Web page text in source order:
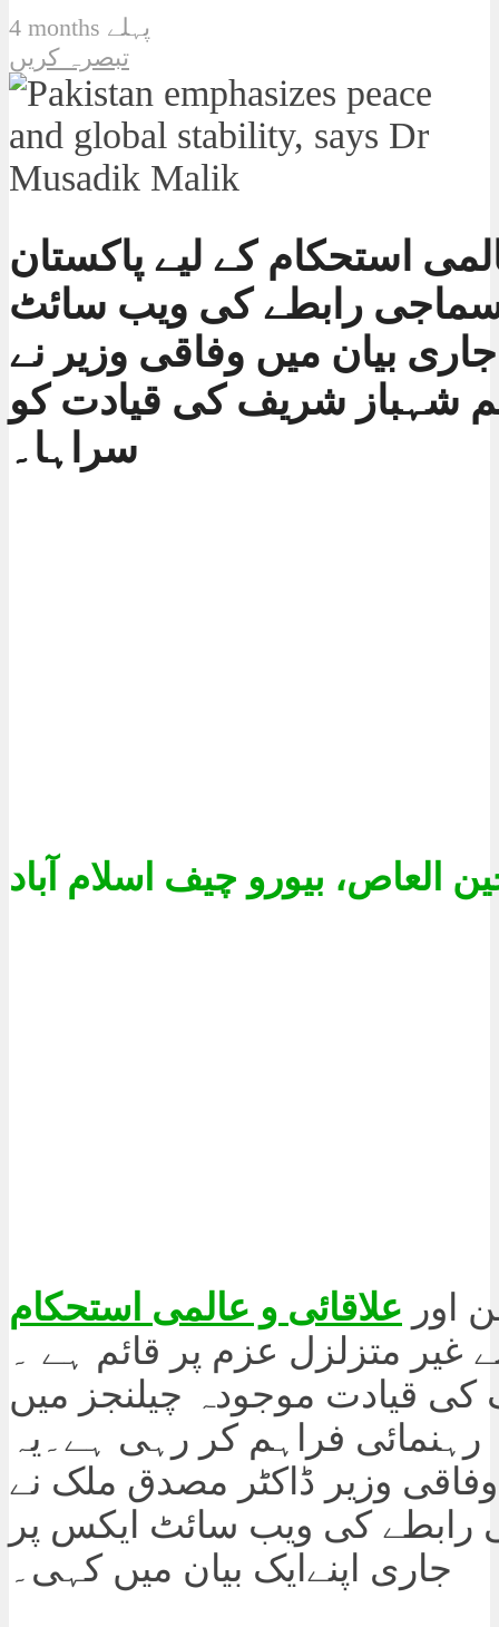
4 months پہلے
تبصرہ کریں
استحکام کے لیے پاکستان
رابطے کی ویب سائٹ
بیان میں وفاقی وزیر نے
شہباز شریف کی قیادت کو
سراہا۔
العاص، بیورو چیف اسلام آباد
اور علاقائی و عالمی استحکام
غیر متزلزل عزم پر قائم ہے ۔
کی قیادت موجودہ چیلنجز میں
رہنمائی فراہم کر رہی ہے۔یہ
وزیر ڈاکٹر مصدق ملک نے
رابطے کی ویب سائٹ ایکس پر
جاری اپنےایک بیان میں کہی۔